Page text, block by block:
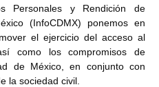
Personales y Rendición de
(InfoCDMX) ponemos en
el ejercicio del acceso al
como los compromisos de
de México, en conjunto con
la sociedad civil.